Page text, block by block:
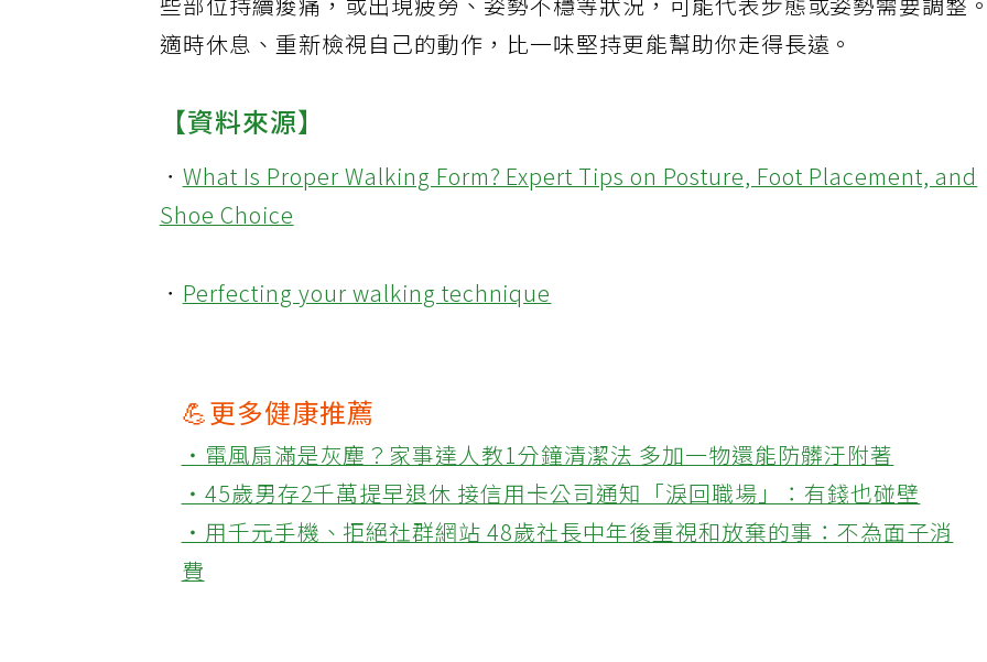
些部位持續痠痛，或出現疲勞、姿勢不穩等狀況，可能代表步態或姿勢需要調整。
適時休息、重新檢視自己的動作，比一味堅持更能幫助你走得長遠。
【資料來源】
．What Is Proper Walking Form? Expert Tips on Posture, Foot Placement, and
Shoe Choice
．Perfecting your walking technique
💪更多健康推薦
‧電風扇滿是灰塵？家事達人教1分鐘清潔法 多加一物還能防髒汙附著
‧45歲男存2千萬提早退休 接信用卡公司通知「淚回職場」：有錢也碰壁
‧用千元手機、拒絕社群網站 48歲社長中年後重視和放棄的事：不為面子消
費